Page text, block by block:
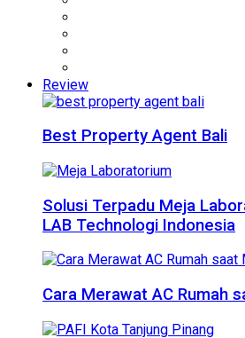
Review
Best Property Agent Bali
Solusi Terpadu Meja
LAB Technologi Indonesia
Cara Merawat AC Rumah